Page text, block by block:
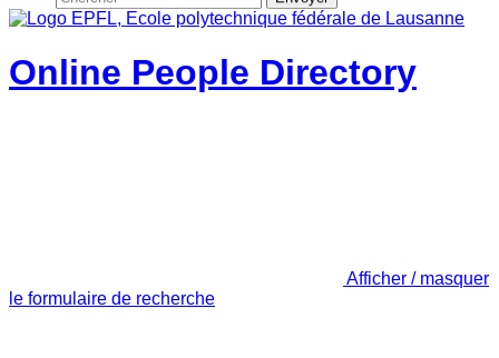
Online People Directory
Afficher / masquer
le formulaire de recherche